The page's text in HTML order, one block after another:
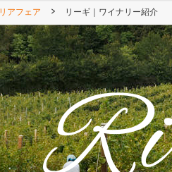
商品カテゴリー一覧
ご予約商品について
ヤオコーアプリ
ネットスーパー
群馬県
千葉県
アフェア リーギ｜ワイナリー紹介